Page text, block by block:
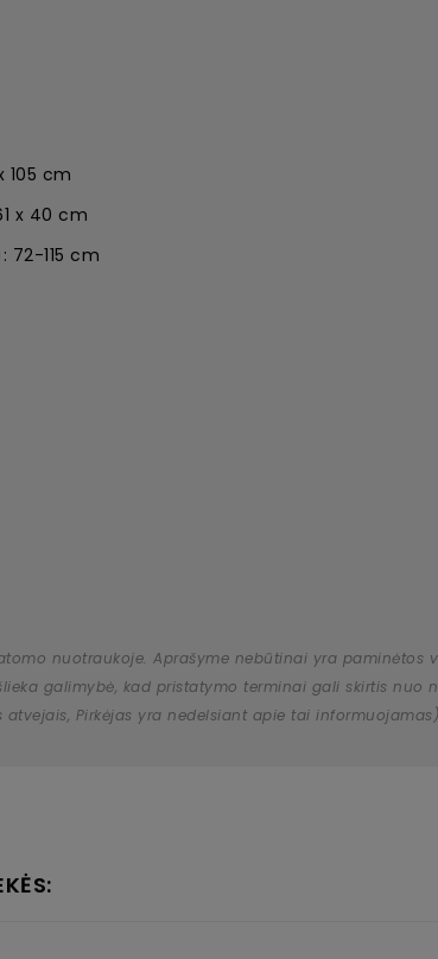
105 cm
x 40 cm
72-115 cm
nuotraukoje. Aprašyme nebūtinai yra paminėtos
galimybė, kad pristatymo terminai gali skirtis nuo
Pirkėjas yra nedelsiant apie tai